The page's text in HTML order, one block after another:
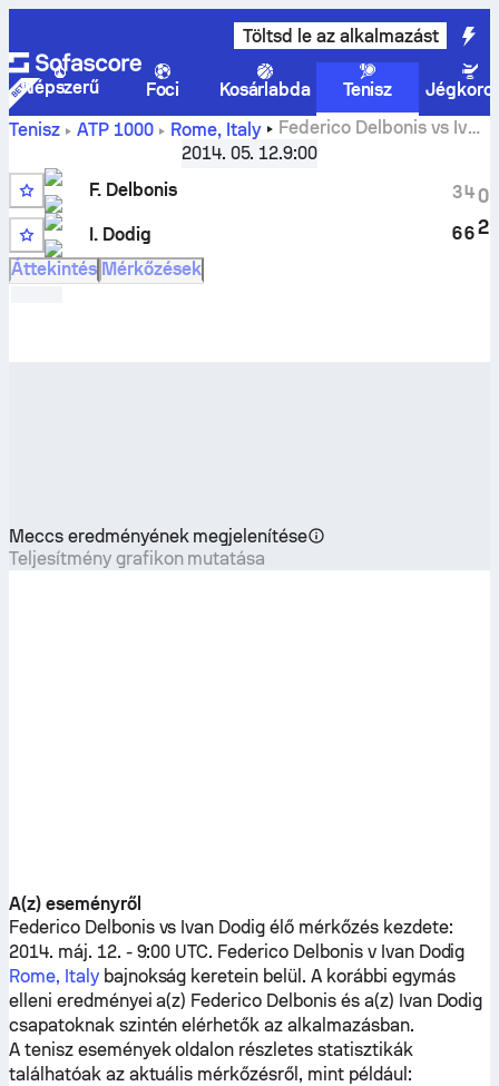
Töltsd le az alkalmazást
Népszerű Foci Kosárlabda Tenisz
Tenisz
ATP 1000 Rome, Italy Federico Delbonisvs Ivan
élő eredmények és H2H eredmények
2014. 05. 12.9:00
F. Delbonis
I. Dodig
3
6
4
6
0
2
Áttekintés Mérkőzések
Meccs eredményének megjelenítése
Teljesítmény grafikon mutatása
A(z) eseményről
Federico Delbonisvs Ivan Dodig élő mérkőzés kezdete:
2014. máj. 12. - 9:00 UTC. Federico Delbonisv Ivan Dodig
Rome, Italybajnokság keretein belül. A korábbi egymás
elleni eredményei a(z) Federico Delbonisés a(z) Ivan Dodig
csapatoknak szintén elérhetők az alkalmazásban.
A tenisz események oldalon részletes statisztikák
találhatóak az aktuális mérkőzésről, mint például: